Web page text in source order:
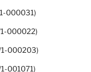
000031)
000022)
1-000203)
001071)